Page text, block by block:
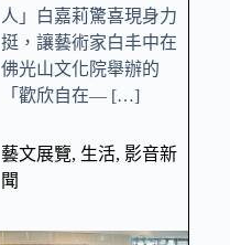
人」白嘉莉驚喜現身力
挺，讓藝術家白丰中在
佛光山文化院舉辦的
「歡欣自在— […]
藝文展覽, 生活, 影音新
聞